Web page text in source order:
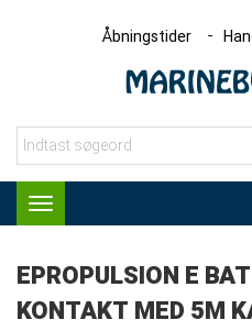
Åbningstider
Toggle
navigation
EPROPULSION E
KONTAKT MED 5M